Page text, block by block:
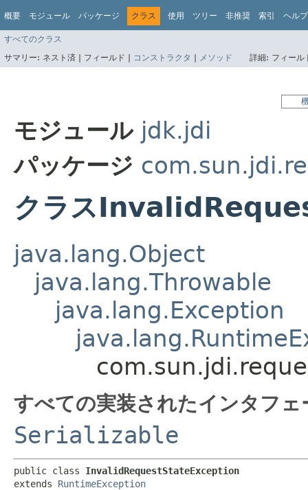
概要 モジュール パッケージ クラス 使用 ツリー 非推奨 索引 ヘルプ
すべてのクラス
サマリー: ネスト済 | フィールド | コンストラクタ | メソッド 詳細: フィー
モジュール jdk.jdi
パッケージ
クラス
java.lang.Object
java.lang.Throwable
java.lang.Exception
すべての実装されたインタフ
Serializable
public class InvalidRequestStateException
extends RuntimeException